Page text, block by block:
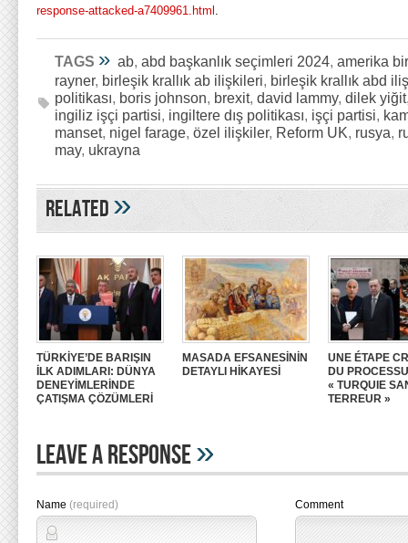
response-attacked-a7409961.html .
TAGS » ab, abd başkanlık seçimleri 2024, amerika
rayner, birleşik krallık ab ilişkileri, birleşik krallık abd
politikası, boris johnson, brexit, david lammy, dilek yiğit
ingiliz işçi partisi, ingiltere dış politikası, işçi partisi,
manset, nigel farage, özel ilişkiler, Reform UK, rusya,
may, ukrayna
Related»
TÜRKİYE’DE BARIŞIN
İLK ADIMLARI: DÜNYA
DENEYİMLERİNDE
ÇATIŞMA ÇÖZÜMLERİ
MASADA EFSANESİNİN
DETAYLI HİKAYESİ
UNE ÉTAPE
DU
« TURQUIE
TERREUR »
Leave A Response»
Name (required) Comment